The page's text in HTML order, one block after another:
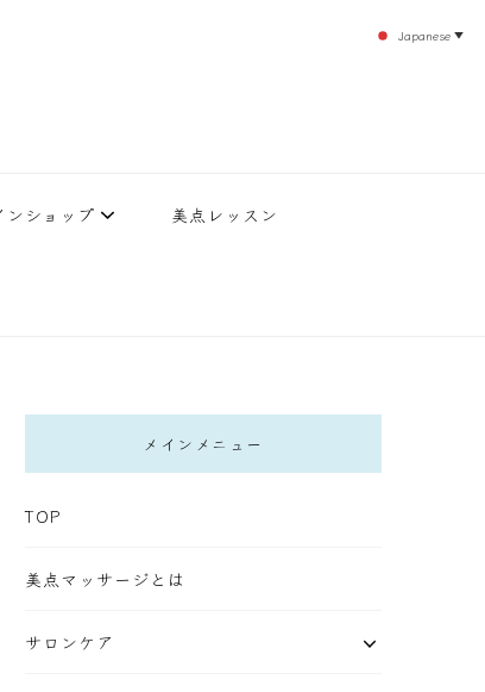
ンショップ 美点レッスン
メインメニュー
TOP
美点マッサージとは
サロンケア
Japanese ▼